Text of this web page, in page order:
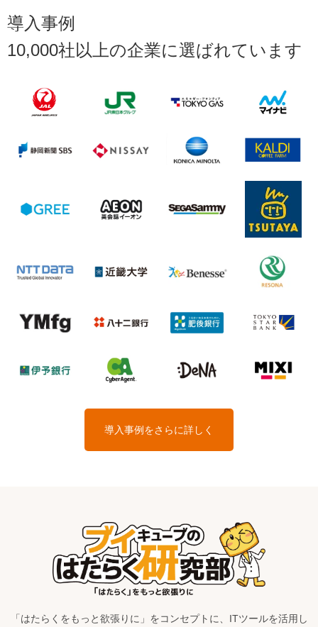
導入事例
10,000社以上の企業に選ばれています
導入事例をさらに詳しく
「はたらくをもっと欲張りに」をコンセプトに、ITツールを活用し